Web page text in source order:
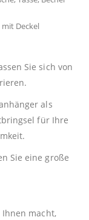
Deckel
Sie sich von
als
für Ihre
Sie eine große
Ihnen macht,